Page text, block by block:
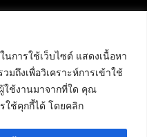
นการใช้เว็บไซต์ แสดงเนื้อหา
ถึงเพื่อวิเคราะห์การเข้าใช้
ใช้งานมาจากที่ใด คุณ
ใช้คุกกี้ได้ โดยคลิก
ำกัด 420/94 ถนน
ขตประเวศ